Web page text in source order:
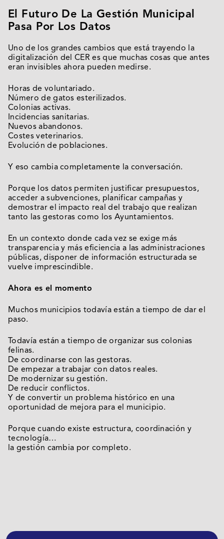
El Futuro De La Gestión Municipal
Pasa Por Los Datos
Uno de los grandes cambios que está trayendo la
digitalización del CER es que muchas cosas que antes
eran invisibles ahora pueden medirse.
Horas de voluntariado.
Número de gatos esterilizados.
Colonias activas.
Incidencias sanitarias.
Nuevos abandonos.
Costes veterinarios.
Evolución de poblaciones.
Y eso cambia completamente la conversación.
Porque los datos permiten justificar presupuestos,
acceder a subvenciones, planificar campañas y
demostrar el impacto real del trabajo que realizan
tanto las gestoras como los Ayuntamientos.
En un contexto donde cada vez se exige más
transparencia y más eficiencia a las administraciones
públicas, disponer de información estructurada se
vuelve imprescindible.
Ahora es el momento
Muchos municipios todavía están a tiempo de dar el
paso.
Todavía están a tiempo de organizar sus colonias
felinas.
De coordinarse con las gestoras.
De empezar a trabajar con datos reales.
De modernizar su gestión.
De reducir conflictos.
Y de convertir un problema histórico en una
oportunidad de mejora para el municipio.
Porque cuando existe estructura, coordinación y
tecnología…
la gestión cambia por completo.